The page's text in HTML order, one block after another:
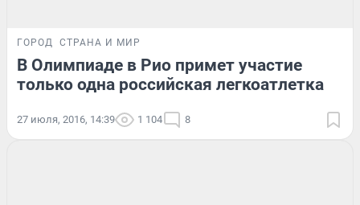
ГОРОД СТРАНА И МИР
В Олимпиаде в Рио примет участие
только одна российская легкоатлетка
27 июля, 2016, 14:39 1 104 8